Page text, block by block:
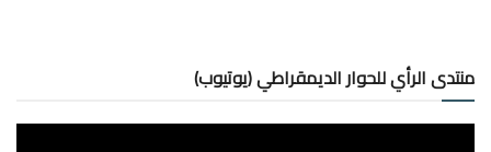
منتدى الرأي للحوار الديمقراطي (يوتيوب)